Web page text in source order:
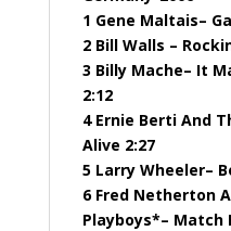
1 Gene Maltais–
2 Bill Walls –
3 Billy Mache– It
2:12
4 Ernie Berti And
Alive 2:27
5 Larry Wheeler–
6 Fred Netherton
Playboys*– Match